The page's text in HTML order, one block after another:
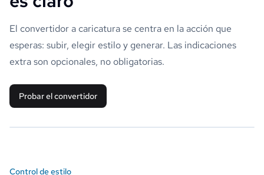
El convertidor a caricatura se centra en la acción que
esperas: subir, elegir estilo y generar. Las indicaciones
extra son opcionales, no obligatorias.
Probar el convertidor
Control de estilo